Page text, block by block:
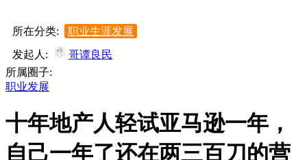
所在分类:
职业生涯发展
发起人:
哥谭良民
所属圈子:
职业发展
十年地产人轻试亚马逊一年，
自己一年了还在两三百刀的营